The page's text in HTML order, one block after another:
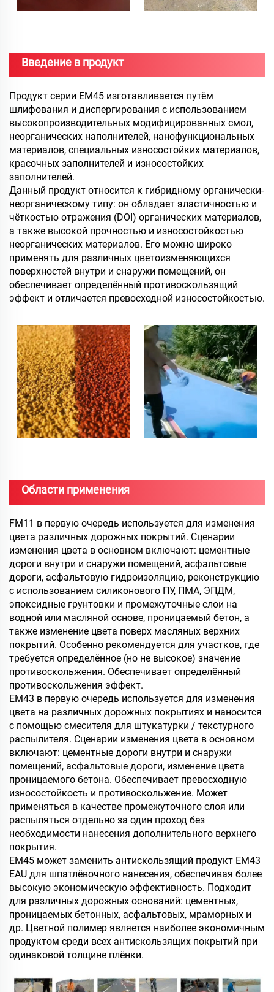
Введение в продукт
Продукт серии EM45 изготавливается путём
шлифования и диспергирования с использованием
высокопроизводительных модифицированных смол,
неорганических наполнителей, нанофункциональных
материалов, специальных износостойких материалов,
красочных заполнителей и износостойких
заполнителей.
Данный продукт относится к гибридному органически-
неорганическому типу: он обладает эластичностью и
чёткостью отражения (DOI) органических материалов,
а также высокой прочностью и износостойкостью
неорганических материалов. Его можно широко
применять для различных цветоизменяющихся
поверхностей внутри и снаружи помещений, он
обеспечивает определённый противоскользящий
эффект и отличается превосходной износостойкостью.
Области применения
FM11 в первую очередь используется для изменения
цвета различных дорожных покрытий. Сценарии
изменения цвета в основном включают: цементные
дороги внутри и снаружи помещений, асфальтовые
дороги, асфальтовую гидроизоляцию, реконструкцию
с использованием силиконового ПУ, ПМА, ЭПДМ,
эпоксидные грунтовки и промежуточные слои на
водной или масляной основе, проницаемый бетон, а
также изменение цвета поверх масляных верхних
покрытий. Особенно рекомендуется для участков, где
требуется определённое (но не высокое) значение
противоскольжения. Обеспечивает определённый
противоскольжения эффект.
EM43 в первую очередь используется для изменения
цвета на различных дорожных покрытиях и наносится
с помощью смесителя для штукатурки / текстурного
распылителя. Сценарии изменения цвета в основном
включают: цементные дороги внутри и снаружи
помещений, асфальтовые дороги, изменение цвета
проницаемого бетона. Обеспечивает превосходную
износостойкость и противоскольжение. Может
применяться в качестве промежуточного слоя или
распыляться отдельно за один проход без
необходимости нанесения дополнительного верхнего
покрытия.
EM45 может заменить антискользящий продукт EM43
EAU для шпатлёвочного нанесения, обеспечивая более
высокую экономическую эффективность. Подходит
для различных дорожных оснований: цементных,
проницаемых бетонных, асфальтовых, мраморных и
др. Цветной полимер является наиболее экономичным
продуктом среди всех антискользящих покрытий при
одинаковой толщине плёнки.